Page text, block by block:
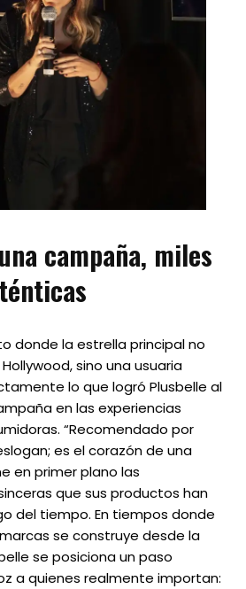
campaña, miles
donde la estrella principal no
sino una usuaria
lo que logró Plusbelle al
en las experiencias
“Recomendado por
es el corazón de una
en primer plano las
que sus productos han
del tiempo. En tiempos donde
se construye desde la
se posiciona un paso
a quienes realmente importan: